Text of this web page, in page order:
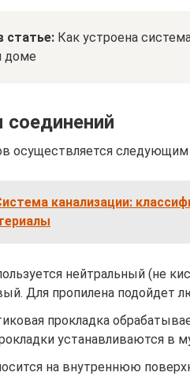
статье: Как устроена
доме
соединений
осуществляется следующим
канализации:
нейтральный (не
Для пропилена подойдет
прокладка
устанавливаются в
на внутреннюю